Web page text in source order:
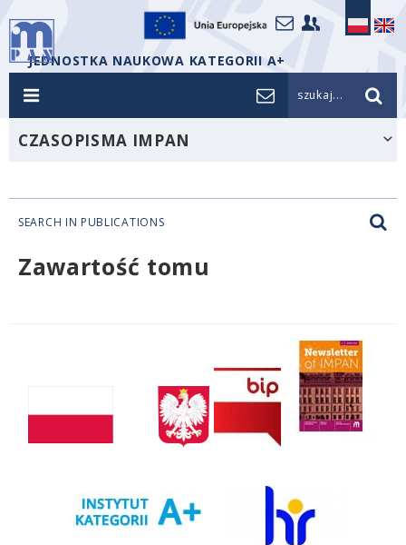
JEDNOSTKA NAUKOWA KATEGORII A+
szukaj...
CZASOPISMA IMPAN
SEARCH IN PUBLICATIONS
Zawartość tomu